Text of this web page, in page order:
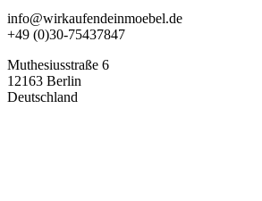
info@wirkaufendeinmoebel.de
+49 (0)30-75437847
Muthesiusstraße 6
12163 Berlin
Deutschland